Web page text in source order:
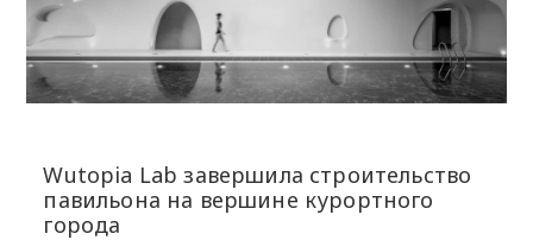
Wutopia Lab завершила строительство
павильона на вершине курортного
города